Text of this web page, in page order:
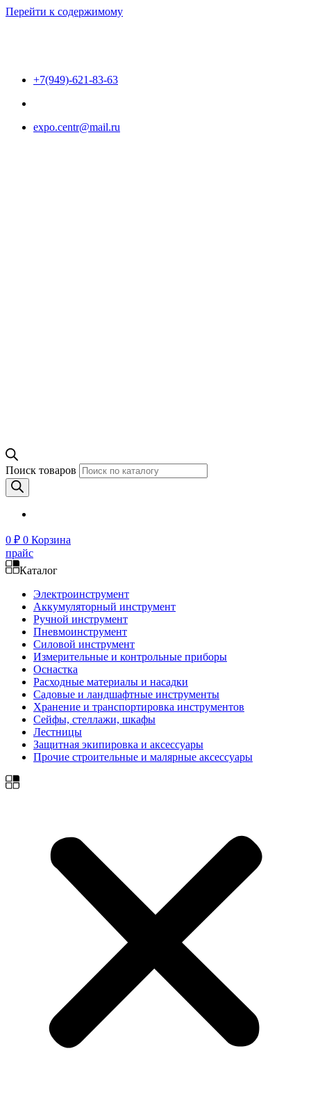
Перейти к содержимому
+7(949)-621-83-63
expo.centr@mail.ru
Поиск товаров
0 ₽ 0 Корзина
прайс
Каталог
Электроинструмент
Аккумуляторный инструмент
Ручной инструмент
Пневмоинструмент
Силовой инструмент
Измерительные и контрольные приборы
Оснастка
Расходные материалы и насадки
Садовые и ландшафтные инструменты
Хранение и транспортировка инструментов
Сейфы, стеллажи, шкафы
Лестницы
Защитная экипировка и аксессуары
Прочие строительные и малярные аксессуары